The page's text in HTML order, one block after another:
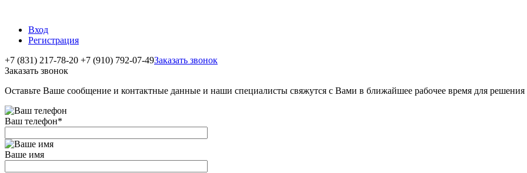
Вход
Регистрация
+7 (831) 217-78-20 +7 (910) 792-07-49Заказать звонок
Заказать звонок
Оставьте Ваше сообщение и контактные данные и наши специалисты свяжутся с Вами в ближайшее рабочее время для
Ваш телефон*
Ваше имя